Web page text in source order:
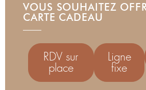
VOUS SOUHAITEZ
CARTE CADEAU
RDV sur
place
Ligne
fixe